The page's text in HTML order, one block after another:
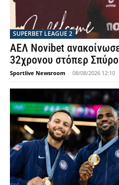
SUPERBET LEAGUE 2
ΑΕΛ Novibet
32χρονου στόπερ
Sportlive Newsroom - 08/08/2026 12:10